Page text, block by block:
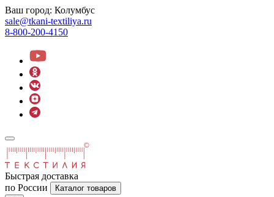
Ваш город: Колумбус
sale@tkani-textiliya.ru
8-800-200-4150
Быстрая доставка
по России
Каталог товаров